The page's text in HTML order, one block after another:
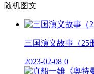
随机图文
三国演义故事（25
2023-02-08 0